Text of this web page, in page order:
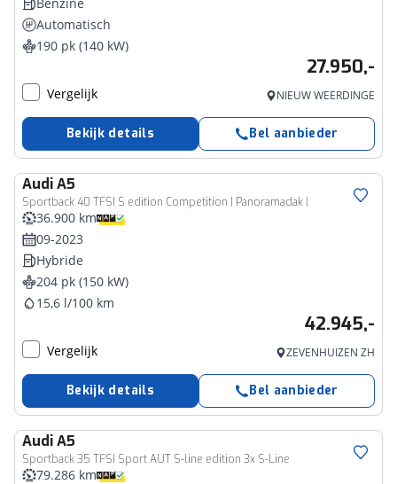
Automatisch
190 pk (140 kW)
27.950,-
Vergelijk NIEUW WEERDINGE
Bekijk details Bel aanbieder
AudiA5
Sportback 40 TFSI S edition Competition | Panoramadak |
36.900 km
09-2023
Hybride
204 pk (150 kW)
15,6 l/100 km
42.945,-
Vergelijk ZEVENHUIZEN ZH
Bekijk details Bel aanbieder
AudiA5
Sportback 35 TFSI Sport AUT S-line edition 3x S-Line
79.286 km